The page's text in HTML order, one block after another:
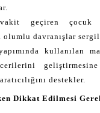
geçiren çocuk
olumlu davranışlar
kullanılan
destekler.
Dikkat Edilmesi